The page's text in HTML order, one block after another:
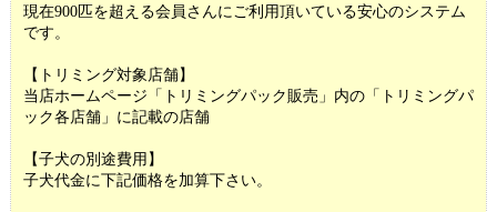
現在900匹を超える会員さんにご利用頂いている安心のシステム
です。
【トリミング対象店舗】
当店ホームページ「トリミングパック販売」内の「トリミングパ
ック各店舗」に記載の店舗
【子犬の別途費用】
子犬代金に下記価格を加算下さい。